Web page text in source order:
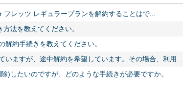
レッツ レギュラープランを解約することはで...
法を教えてください。
解約手続きを教えてください。
いますが、途中解約を希望しています。その場合、利用...
)したいのですが、どのような手続きが必要ですか。